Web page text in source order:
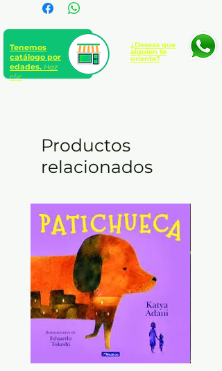
Traductor: José Sánchez
Número de páginas: 416
País de publicación: España
Tenemos
catálogo por
edades. Haz
clic
¿Deseas que
alguien te
oriente?
Productos
relacionados